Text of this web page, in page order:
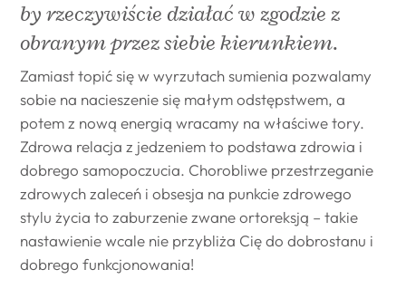
by rzeczywiście działać w zgodzie z
obranym przez siebie kierunkiem.
Zamiast topić się w wyrzutach sumienia pozwalamy
sobie na nacieszenie się małym odstępstwem, a
potem z nową energią wracamy na właściwe tory.
Zdrowa relacja z jedzeniem to podstawa zdrowia i
dobrego samopoczucia. Chorobliwe przestrzeganie
zdrowych zaleceń i obsesja na punkcie zdrowego
stylu życia to zaburzenie zwane ortoreksją – takie
nastawienie wcale nie przybliża Cię do dobrostanu i
dobrego funkcjonowania!